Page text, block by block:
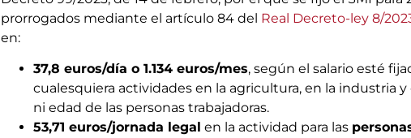
prorrogados mediante el artículo 84 del Real Decreto-ley 8/
en:
37,8 euros/día o 1.134 euros/mes, según el salario esté
cualesquiera actividades en la agricultura, en la industria
ni edad de las personas trabajadoras.
53,71 euros/jornada legal en la actividad para las